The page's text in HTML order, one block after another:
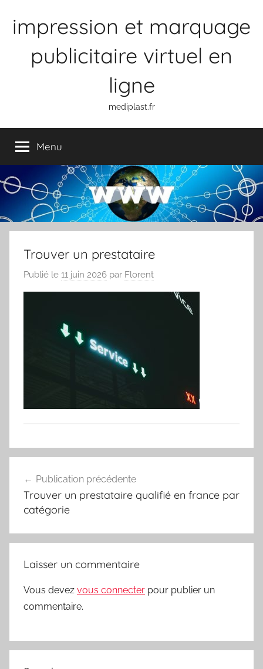
impression et marquage
publicitaire virtuel en
ligne
mediplast.fr
Menu
Trouver un prestataire
Publié le 11 juin 2026 par Florent
de
l’article
Publication précédente
Trouver un prestataire qualifié en france par
catégorie
Laisser un commentaire
Vous devez vous connecter pour publier un
commentaire.